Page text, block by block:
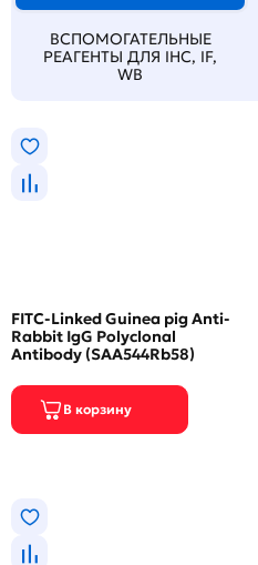
ВСПОМОГАТЕЛЬНЫЕ
РЕАГЕНТЫ ДЛЯ IHC, IF,
WB
FITC-Linked Guinea pig Anti-
Rabbit IgG Polyclonal
Antibody (SAA544Rb58)